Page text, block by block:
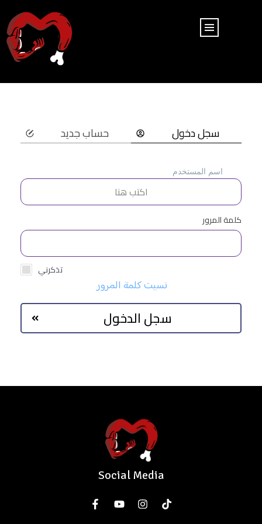
حساب جديد سجل دخول
كلمة المرور
تذكرني
نسيت كلمة المرور
سجل الدخول
Social Media